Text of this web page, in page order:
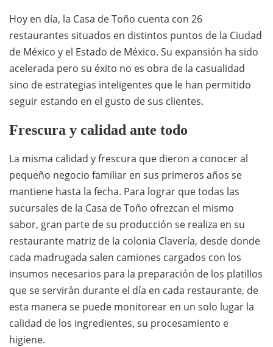
Hoy en día, la Casa de Toño cuenta con 26
restaurantes situados en distintos puntos de la Ciudad
de México y el Estado de México. Su expansión ha sido
acelerada pero su éxito no es obra de la casualidad
sino de estrategias inteligentes que le han permitido
seguir estando en el gusto de sus clientes.
Frescura y calidad ante todo
La misma calidad y frescura que dieron a conocer al
pequeño negocio familiar en sus primeros años se
mantiene hasta la fecha. Para lograr que todas las
sucursales de la Casa de Toño ofrezcan el mismo
sabor, gran parte de su producción se realiza en su
restaurante matriz de la colonia Clavería, desde donde
cada madrugada salen camiones cargados con los
insumos necesarios para la preparación de los platillos
que se servirán durante el día en cada restaurante, de
esta manera se puede monitorear en un solo lugar la
calidad de los ingredientes, su procesamiento e
higiene.